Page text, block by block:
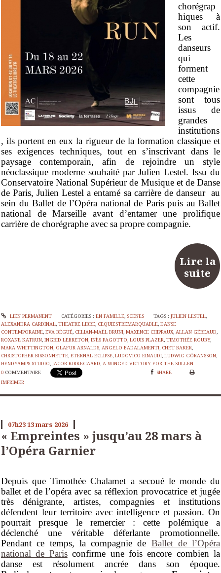
chorégrap
hiques à
son actif.
Les
danseurs
qui
forment
cette
compagnie
sont tous
issus de
grandes
institutions
, ils portent en eux la rigueur de la formation classique et
ses exigences techniques, tout en s’inscrivant dans le
paysage contemporain, afin de rejoindre un style
néoclassique moderne souhaité par Julien Lestel. Issu du
Conservatoire National Supérieur de Musique et de Danse
de Paris, Julien Lestel a entamé sa carrière de danseur au
sein du Ballet de l’Opéra national de Paris puis au Ballet
national de Marseille avant d’entamer une prolifique
carrière de chorégraphe avec sa propre compagnie.
Lire la
suite
LIEN PERMANENT CATÉGORIES : EN FAMILLE, SCENES TAGS :JULIEN LESTEL,
ALEXANDRA CARDINAL, THEATRE LIBRE, CEQUIESTREMARQUABLE, DANSE
CONTEMPORAINE, EVA BÉGUÉ, CELIAN-MAËL BRUNI, MAXENCE CHIPPAUX, ALLAN GÉREAUD,
ROXANE KATRUN, INGRID LEBRETON, INÈS PAGOTTO, LOUIS PLAZER, TIMOTHÉE ROUBY,
MARA WHITTINGTON, OLAFUR ARNALDS, ANGELO BADALAMENTI, CHET BAKER,
CHRISTOPHER BISSONNETTE, ETERNAL ECLIPSE, LUDOVICO EINAUDI, LUDWIG GÖRANSSON,
HENDYAMPS STUDIO, JACOB KIRKEGAARD, A WINGED VICTORY FOR THE SULLEN
0 COMMENTAIRE
SHARE
IMPRIMER
07h2313mars 2026
« Empreintes » jusqu’au 28 mars à
l’Opéra Garnier
Depuis que Timothée Chalamet a secoué le monde du
ballet et de l’opéra avec sa réflexion provocatrice et jugée
très dénigrante, artistes, compagnies et institutions
défendent leur territoire avec intelligence et passion. On
pourrait presque le remercier : cette polémique a
déclenché une véritable déferlante promotionnelle.
Pendant ce temps, la compagnie de Ballet de l’Opéra
national de Parisconfirme une fois encore combien la
danse est résolument ancrée dans son époque.